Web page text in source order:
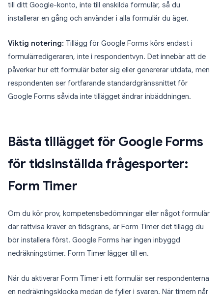
till ditt Google-konto, inte till enskilda formulär, så du
installerar en gång och använder i alla formulär du äger.
Viktig notering: Tillägg för Google Forms körs endast i
formulärredigeraren, inte i respondentvyn. Det innebär att de
påverkar hur ett formulär beter sig eller genererar utdata, men
respondenten ser fortfarande standardgränssnittet för
Google Forms såvida inte tillägget ändrar inbäddningen.
Bästa tillägget för Google Forms
för tidsinställda frågesporter:
Form Timer
Om du kör prov, kompetensbedömningar eller något formulär
där rättvisa kräver en tidsgräns, är Form Timer det tillägg du
bör installera först. Google Forms har ingen inbyggd
nedräkningstimer. Form Timer lägger till en.
När du aktiverar Form Timer i ett formulär ser respondenterna
en nedräkningsklocka medan de fyller i svaren. När timern når